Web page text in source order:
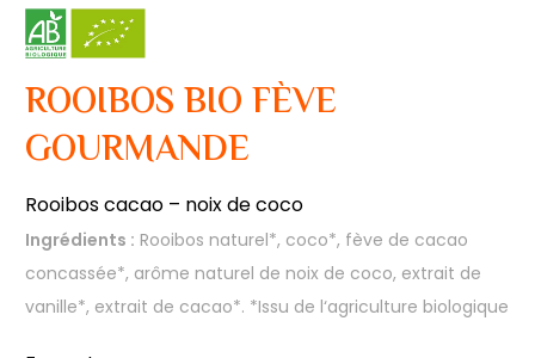
ROOIBOS BIO FÈVE
GOURMANDE
Rooibos cacao – noix de coco
Ingrédients : Rooibos naturel*, coco*, fève de cacao
concassée*, arôme naturel de noix de coco, extrait de
vanille*, extrait de cacao*. *Issu de l‘agriculture biologique